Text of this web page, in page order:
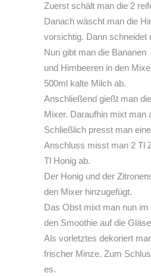
Zuerst schält man die 2
Danach wäscht man die
vorsichtig. Dann schneidet
Nun gibt man die Bananen
und Himbeeren in den
500ml kalte Milch ab.
Anschließend gießt man
Mixer. Daraufhin mixt man
Schließlich presst man
Anschluss misst man 2 Tl
Tl Honig ab.
Der Honig und der
den Mixer hinzugefügt.
Das Obst mixt man nun
den Smoothie auf die
Als vorletztes dekoriert
frischer Minze. Zum
es.